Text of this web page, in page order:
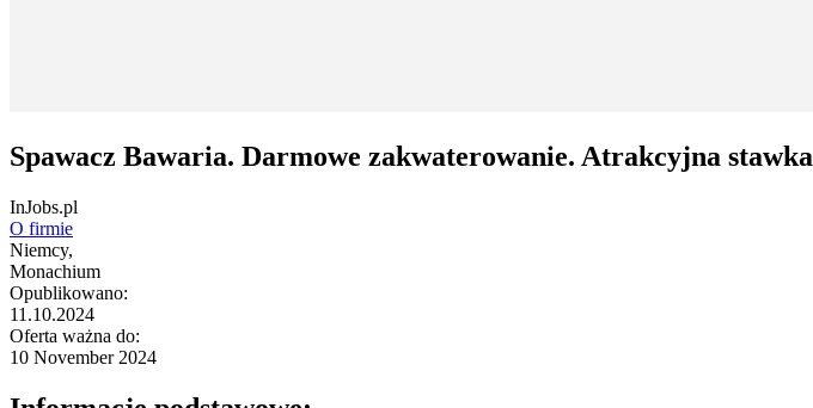
Spawacz Bawaria. Darmowe zakwaterowanie. Atrakcyjna stawka
InJobs.pl
O firmie
Niemcy,
Monachium
Opublikowano:
11.10.2024
Oferta ważna do:
10 November 2024